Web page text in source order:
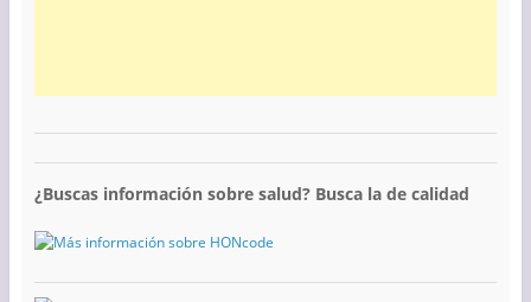
¿Buscas información sobre salud? Busca la de calidad